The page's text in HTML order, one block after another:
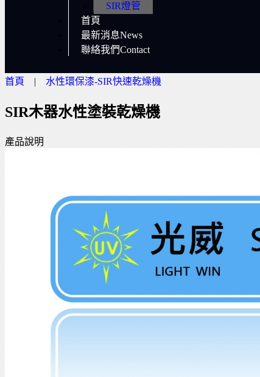
SIR燈管
首頁
最新消息News
聯絡我們Contact
首頁 | 水性環保漆-SIR快速乾燥機
SIR木器水性塗裝乾燥機
產品說明